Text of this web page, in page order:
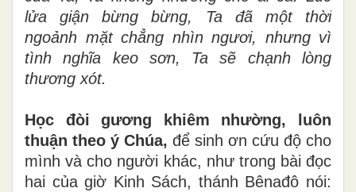
lửa giận bừng bừng, Ta đã một thời
ngoảnh mặt chẳng nhìn ngươi, nhưng vì
tình nghĩa keo sơn, Ta sẽ chạnh lòng
thương xót.
Học đòi gương khiêm nhường,
luôn
thuận theo ý Chúa, để sinh ơn cứu độ cho
mình và cho người khác, như trong bài đọc
hai của giờ Kinh Sách, thánh Bênađô nói: